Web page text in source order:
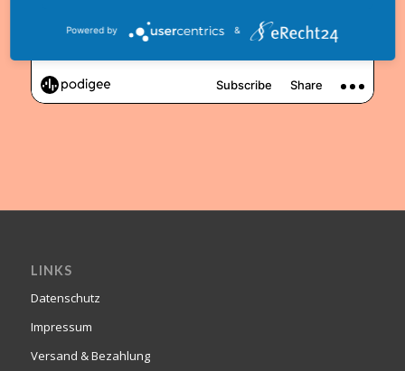
LINKS
Datenschutz
Impressum
Versand & Bezahlung
Powered by &